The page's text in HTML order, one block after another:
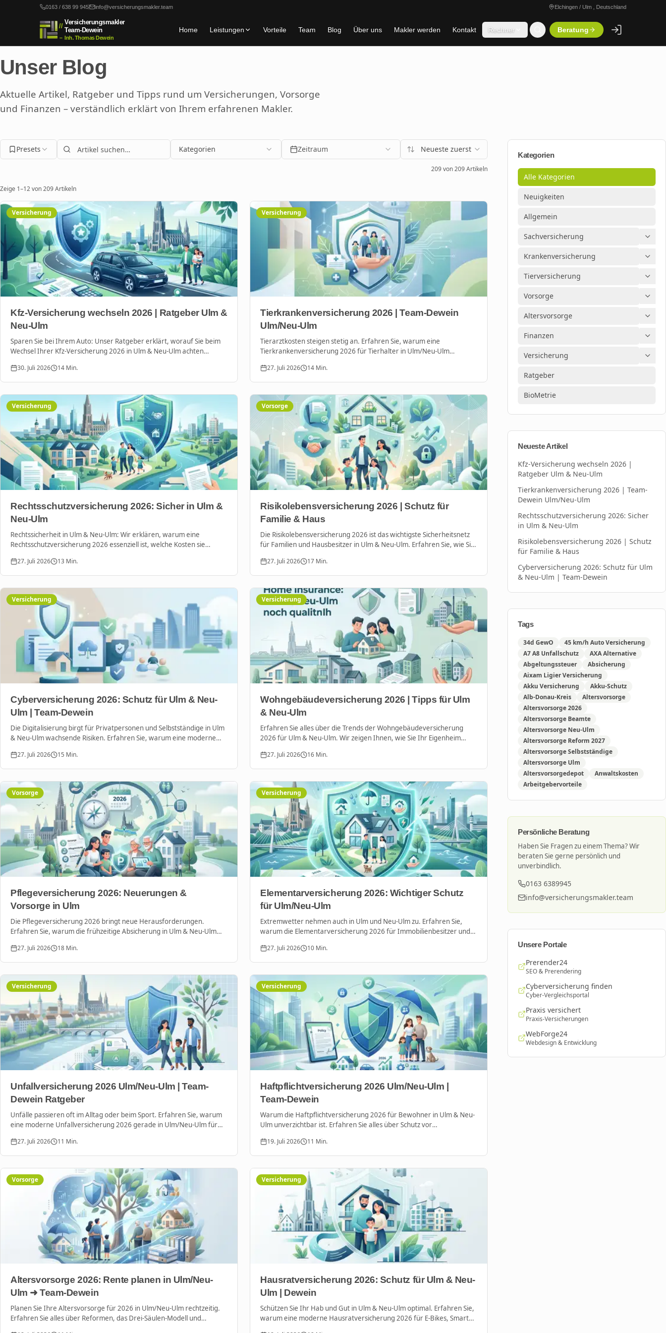
Zum Hauptinhalt springen
0163 / 638 99 945 info@versicherungsmakler.team Elchingen / Ulm , Deutschland
//
Versicherungsmakler
Team-Dewein
– Inh. Thomas Dewein
Home Leistungen Vorteile Team Blog Über uns Makler werden Kontakt Rechner Beratung
Unser Blog
Aktuelle Artikel, Ratgeber und Tipps rund um Versicherungen, Vorsorge
und Finanzen – verständlich erklärt von Ihrem erfahrenen Makler.
Presets Kategorien Zeitraum Neueste zuerst
209von209Artikeln
Zeige 1–12von209Artikeln
Versicherung
Kfz-Versicherung wechseln 2026 | Ratgeber Ulm &
Neu-Ulm
Sparen Sie bei Ihrem Auto: Unser Ratgeber erklärt, worauf Sie beim
Wechsel Ihrer Kfz-Versicherung 2026 in Ulm & Neu-Ulm achten
30. Juli 2026 14 Min.
Versicherung
Tierkrankenversicherung 2026 | Team-Dewein
Ulm/Neu-Ulm
Tierarztkosten steigen stetig an. Erfahren Sie, warum eine
Tierkrankenversicherung 2026 für Tierhalter in Ulm/Neu-Ulm
27. Juli 2026 14 Min.
Versicherung
Rechtsschutzversicherung 2026: Sicher in Ulm &
Neu-Ulm
Rechtssicherheit in Ulm & Neu-Ulm: Wir erklären, warum eine
Rechtsschutzversicherung 2026 essenziell ist, welche Kosten sie
27. Juli 2026 13 Min.
Vorsorge
Risikolebensversicherung 2026 | Schutz für
Familie & Haus
Die Risikolebensversicherung 2026 ist das wichtigste Sicherheitsnetz
für Familien und Hausbesitzer in Ulm & Neu-Ulm. Erfahren Sie, wie Sie
27. Juli 2026 17 Min.
Versicherung
Cyberversicherung 2026: Schutz für Ulm & Neu-
Ulm | Team-Dewein
Die Digitalisierung birgt für Privatpersonen und Selbstständige in Ulm
& Neu-Ulm wachsende Risiken. Erfahren Sie, warum eine moderne
27. Juli 2026 15 Min.
Versicherung
Wohngebäudeversicherung 2026 | Tipps für Ulm
& Neu-Ulm
Erfahren Sie alles über die Trends der Wohngebäudeversicherung
2026 für Ulm & Neu-Ulm. Wir zeigen Ihnen, wie Sie Ihr Eigenheim
27. Juli 2026 16 Min.
Vorsorge
Pflegeversicherung 2026: Neuerungen &
Vorsorge in Ulm
Die Pflegeversicherung 2026 bringt neue Herausforderungen.
Erfahren Sie, warum die frühzeitige Absicherung in Ulm & Neu-Ulm
27. Juli 2026 18 Min.
Versicherung
Elementarversicherung 2026: Wichtiger Schutz
für Ulm/Neu-Ulm
Extremwetter nehmen auch in Ulm und Neu-Ulm zu. Erfahren Sie,
warum die Elementarversicherung 2026 für Immobilienbesitzer und
abzusichern.
27. Juli 2026 10 Min.
Versicherung
Unfallversicherung 2026 Ulm/Neu-Ulm | Team-
Dewein Ratgeber
Unfälle passieren oft im Alltag oder beim Sport. Erfahren Sie, warum
eine moderne Unfallversicherung 2026 gerade in Ulm/Neu-Ulm für
Tarife finden.
27. Juli 2026 11 Min.
Versicherung
Haftpflichtversicherung 2026 Ulm/Neu-Ulm |
Team-Dewein
Warum die Haftpflichtversicherung 2026 für Bewohner in Ulm & Neu-
Ulm unverzichtbar ist. Erfahren Sie alles über Schutz vor
19. Juli 2026 11 Min.
Vorsorge
Altersvorsorge 2026: Rente planen in Ulm/Neu-
Ulm ➜ Team-Dewein
Planen Sie Ihre Altersvorsorge für 2026 in Ulm/Neu-Ulm rechtzeitig.
Erfahren Sie alles über Reformen, das Drei-Säulen-Modell und
Versicherung
Hausratversicherung 2026: Schutz für Ulm & Neu-
Ulm | Dewein
Schützen Sie Ihr Hab und Gut in Ulm & Neu-Ulm optimal. Erfahren Sie,
warum eine moderne Hausratversicherung 2026 für E-Bikes, Smart
Kategorien
Alle Kategorien
Neuigkeiten
Allgemein
Sachversicherung
Krankenversicherung
Tierversicherung
Vorsorge
Altersvorsorge
Finanzen
Versicherung
Ratgeber
BioMetrie
Neueste Artikel
Kfz-Versicherung wechseln 2026 |
Ratgeber Ulm & Neu-Ulm
Tierkrankenversicherung 2026 | Team-
Dewein Ulm/Neu-Ulm
Rechtsschutzversicherung 2026: Sicher
in Ulm & Neu-Ulm
Risikolebensversicherung 2026 | Schutz
für Familie & Haus
Cyberversicherung 2026: Schutz für Ulm
& Neu-Ulm | Team-Dewein
Tags
34d GewO
45 km/h Auto Versicherung
A7 A8 Unfallschutz
AXA Alternative
Abgeltungssteuer
Absicherung
Aixam Ligier Versicherung
Akku Versicherung
Akku-Schutz
Alb-Donau-Kreis
Altersvorsorge
Altersvorsorge 2026
Altersvorsorge Beamte
Altersvorsorge Neu-Ulm
Altersvorsorge Reform 2027
Altersvorsorge Selbstständige
Altersvorsorge Ulm
Altersvorsorgedepot
Anwaltskosten
Arbeitgebervorteile
Persönliche Beratung
Haben Sie Fragen zu einem Thema? Wir
beraten Sie gerne persönlich und
unverbindlich.
0163 6389945
info@versicherungsmakler.team
Unsere Portale
Prerender24
SEO & Prerendering
Cyberversicherung finden
Cyber-Vergleichsportal
Praxis versichert
Praxis-Versicherungen
WebForge24
Webdesign & Entwicklung